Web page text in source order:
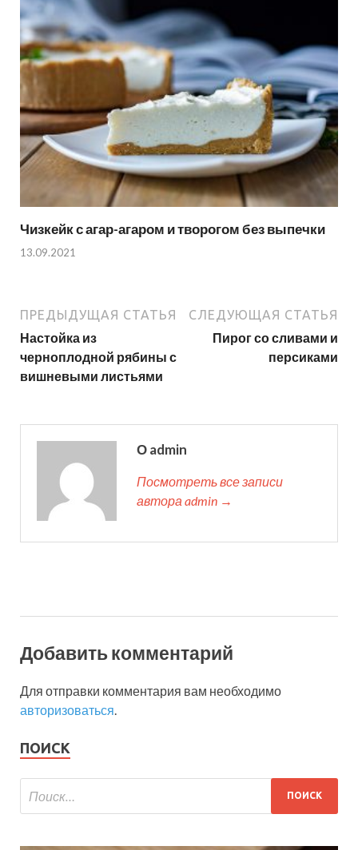
Чизкейк с агар-агаром и творогом без выпечки
13.09.2021
ПРЕДЫДУЩАЯ СТАТЬЯ
Настойка из
черноплодной рябины с
вишневыми листьями
СЛЕДУЮЩАЯ СТАТЬЯ
Пирог со сливами и
персиками
О admin
Посмотреть все записи
автора admin →
Добавить комментарий
Для отправки комментария вам необходимо
авторизоваться.
ПОИСК